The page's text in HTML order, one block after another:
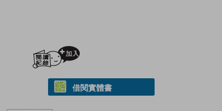
借閱實體書